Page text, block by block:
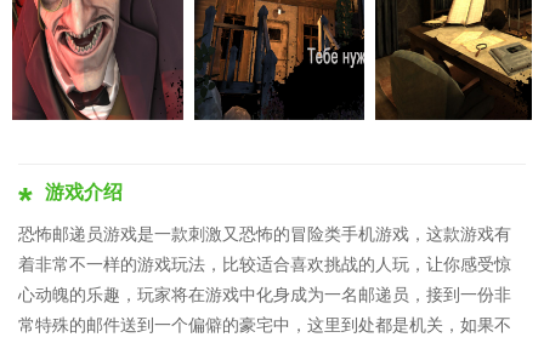
游戏介绍
恐怖邮递员游戏是一款刺激又恐怖的冒险类手机游戏，这款游戏有
着非常不一样的游戏玩法，比较适合喜欢挑战的人玩，让你感受惊
心动魄的乐趣，玩家将在游戏中化身成为一名邮递员，接到一份非
常特殊的邮件送到一个偏僻的豪宅中，这里到处都是机关，如果不